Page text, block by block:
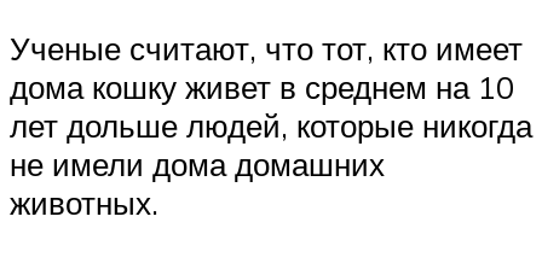
Ученые считают, что тот, кто имеет
дома кошку живет в среднем на 10
лет дольше людей, которые никогда
не имели дома домашних
животных.